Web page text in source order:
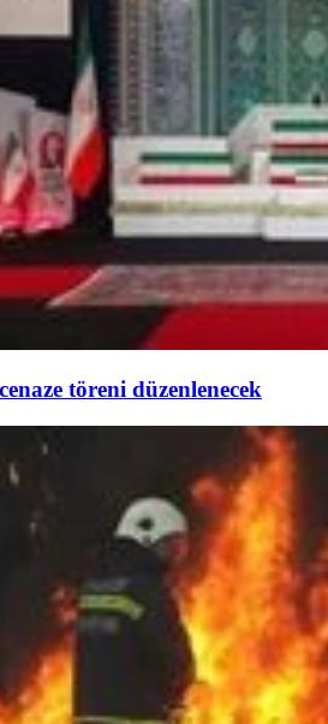
töreni düzenlenecek